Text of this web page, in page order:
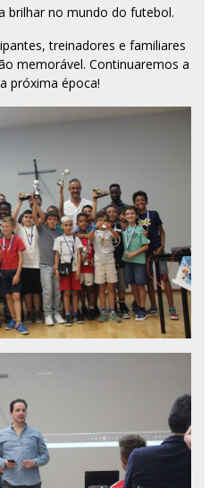
brilhar no mundo do futebol.
treinadores e familiares
memorável. Continuaremos a
próxima época!